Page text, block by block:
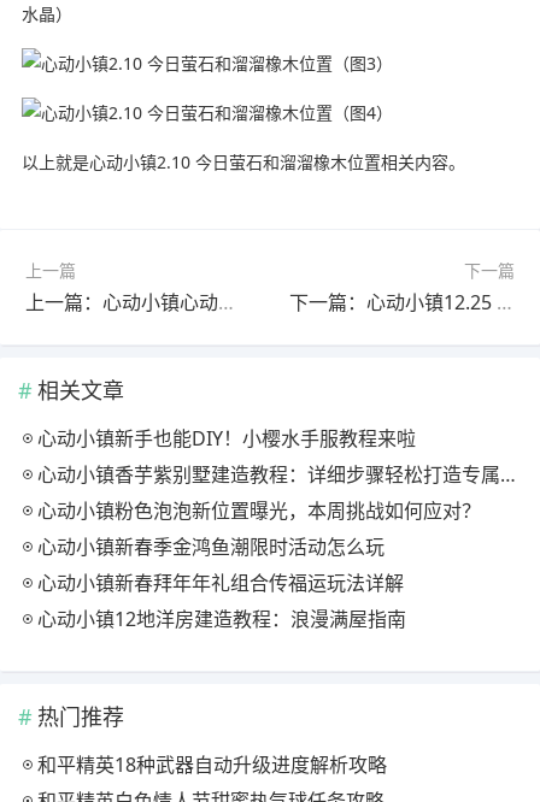
水晶）
以上就是心动小镇2.10 今日萤石和溜溜橡木位置相关内容。
上一篇
上一篇：心动小镇心动小镇⭐7月31日萤石溜溜橡木位置攻略
下一篇
下一篇：心动小镇12.25 今日萤石和溜溜橡木位置
相关文章
心动小镇新手也能DIY！小樱水手服教程来啦
心动小镇香芋紫别墅建造教程：详细步骤轻松打造专属家园
心动小镇粉色泡泡新位置曝光，本周挑战如何应对？
心动小镇新春季金鸿鱼潮限时活动怎么玩
心动小镇新春拜年年礼组合传福运玩法详解
心动小镇12地洋房建造教程：浪漫满屋指南
热门推荐
和平精英18种武器自动升级进度解析攻略